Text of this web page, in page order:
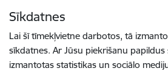
Sīkdatnes
Lai šī tīmekļvietne darbotos, tā
sīkdatnes. Ar Jūsu piekrišanu
izmantotas statistikas un sociālo